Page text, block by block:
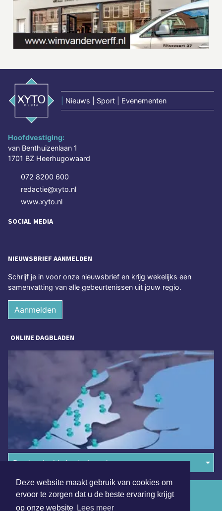
Deze website maakt gebruik van cookies om
ervoor te zorgen dat u de beste ervaring krijgt
op onze website Lees meer
Nieuws | Sport | Evenementen
Hoofdvestiging:
van Benthuizenlaan 1
1701 BZ Heerhugowaard
072 8200 600
redactie@xyto.nl
www.xyto.nl
SOCIAL MEDIA
NIEUWSBRIEF AANMELDEN
Schrijf je in voor onze nieuwsbrief en krijg wekelijks een
samenvatting van alle gebeurtenissen uit jouw regio.
Aanmelden
ONLINE DAGBLADEN
Overige dagbladen in de regio
Algemene voorwaarden